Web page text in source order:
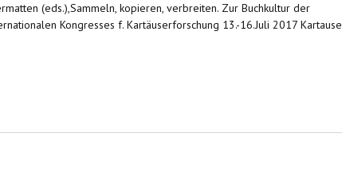
(eds.),Sammeln, kopieren, verbreiten. Zur Buchkultur der
Kongresses f. Kartäuserforschung 13.-16.Juli 2017 Kartause